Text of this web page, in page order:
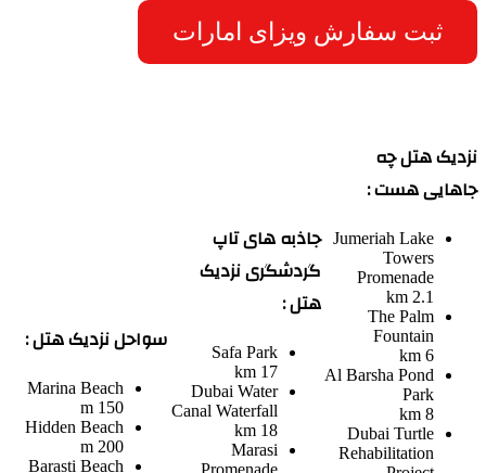
ثبت سفارش ویزای امارات
نزدیک هتل چه
جاهایی هست :
Jumeriah Lake
Towers
Promenade
2.1 km
The Palm
Fountain
6 km
Al Barsha Pond
Park
8 km
Dubai Turtle
Rehabilitation
جاذبه های تاپ
گردشگری نزدیک
هتل :
Safa Park
17 km
Dubai Water
Canal Waterfall
18 km
Marasi
Promenade
سواحل نزدیک هتل :
Marina Beach
150 m
Hidden Beach
200 m
Barasti Beach